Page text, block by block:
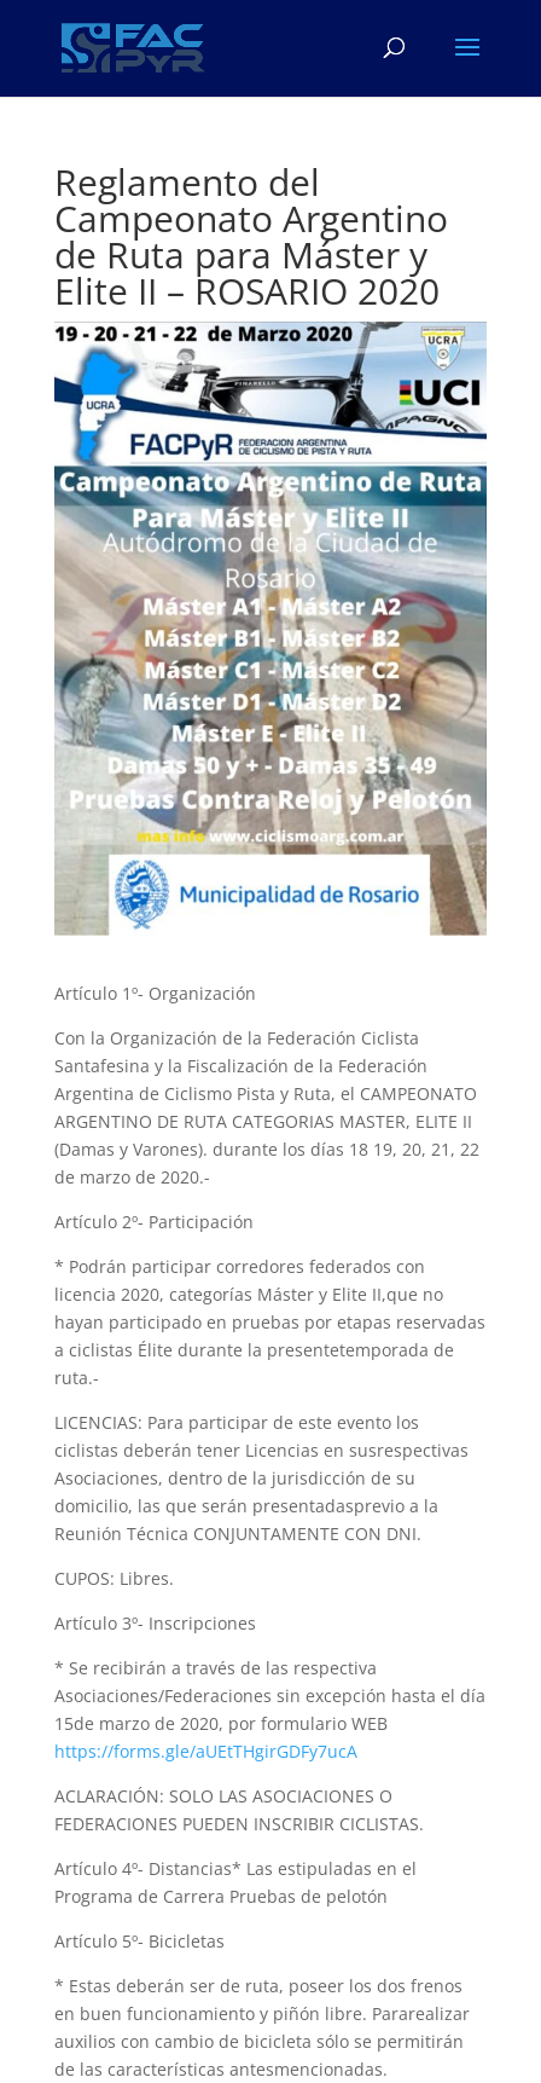
Reglamento del
Campeonato Argentino
de Ruta para Máster y
Elite II – ROSARIO 2020
Artículo 1º- Organización
Con la Organización de la Federación Ciclista
Santafesina y la Fiscalización de la Federación
Argentina de Ciclismo Pista y Ruta, el CAMPEONATO
ARGENTINO DE RUTA CATEGORIAS MASTER, ELITE II
(Damas y Varones). durante los días 18 19, 20, 21, 22
de marzo de 2020.-
Artículo 2º- Participación
* Podrán participar corredores federados con
licencia 2020, categorías Máster y Elite II,que no
hayan participado en pruebas por etapas reservadas
a ciclistas Élite durante la presentetemporada de
ruta.-
LICENCIAS: Para participar de este evento los
ciclistas deberán tener Licencias en susrespectivas
Asociaciones, dentro de la jurisdicción de su
domicilio, las que serán presentadasprevio a la
Reunión Técnica CONJUNTAMENTE CON DNI.
CUPOS: Libres.
Artículo 3º- Inscripciones
* Se recibirán a través de las respectiva
Asociaciones/Federaciones sin excepción hasta el día
15de marzo de 2020, por formulario WEB
https://forms.gle/aUEtTHgirGDFy7ucA
ACLARACIÓN: SOLO LAS ASOCIACIONES O
FEDERACIONES PUEDEN INSCRIBIR CICLISTAS.
Artículo 4º- Distancias* Las estipuladas en el
Programa de Carrera Pruebas de pelotón
Artículo 5º- Bicicletas
* Estas deberán ser de ruta, poseer los dos frenos
en buen funcionamiento y piñón libre. Pararealizar
auxilios con cambio de bicicleta sólo se permitirán
de las características antesmencionadas.